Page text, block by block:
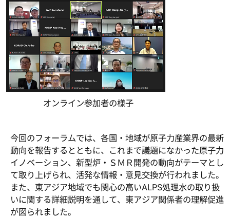
オンライン参加者の様子
今回のフォーラムでは、各国・地域が原子力産業界の最新
動向を報告するとともに、これまで議題になかった原子力
イノベーション、新型炉・ＳＭＲ開発の動向がテーマとし
て取り上げられ、活発な情報・意見交換が行われました。
また、東アジア地域でも関心の高いALPS処理水の取り扱
いに関する詳細説明を通して、東アジア関係者の理解促進
が図られました。